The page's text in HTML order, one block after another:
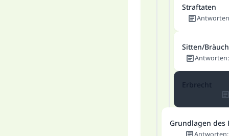
Straftaten
Antworten
Sitten/
Antworten:
Erbrecht
Grundlagen des
Antworten: